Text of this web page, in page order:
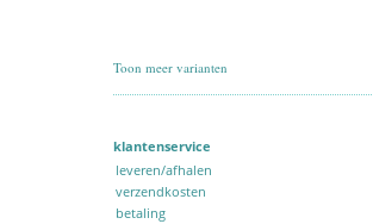
Toon meer varianten
klantenservice
leveren/afhalen
verzendkosten
betaling